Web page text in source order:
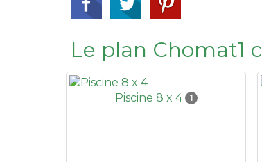
Le plan Chomat1
Piscine 8 x 4 1